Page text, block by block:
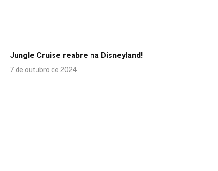
Jungle Cruise reabre na Disneyland!
7 de outubro de 2024